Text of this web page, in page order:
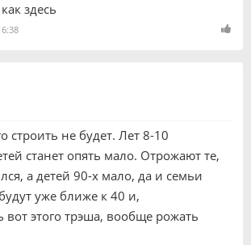
здесь
строить не будет. Лет 8-10
станет опять мало. Отрожают те,
а детей 90-х мало, да и семьи
уже ближе к 40 и,
вот этого трэша, вообще рожать